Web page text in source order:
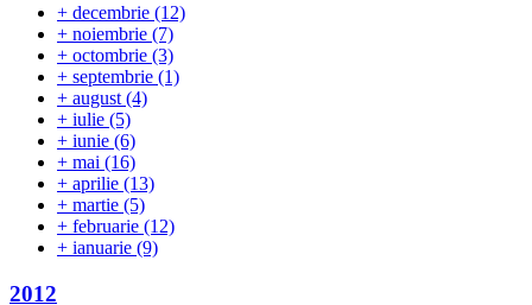
+ decembrie (12)
+ noiembrie (7)
+ octombrie (3)
+ septembrie (1)
+ august (4)
+ iulie (5)
+ iunie (6)
+ mai (16)
+ aprilie (13)
+ martie (5)
+ februarie (12)
+ ianuarie (9)
2012